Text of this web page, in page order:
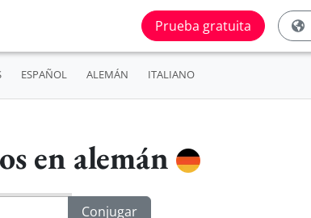
Prueba gratuita
ESPAÑOL ALEMÁN ITALIANO
en alemán